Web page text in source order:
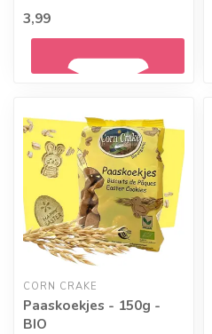
havervlokken, kok...
3,99
Geef een seintje
CORN CRAKE
Paaskoekjes - 150g -
BIO